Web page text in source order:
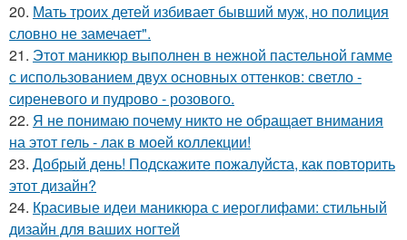
20. Мать троих детей избивает бывший муж, но полиция
словно не замечает".
21. Этот маникюр выполнен в нежной пастельной гамме
с использованием двух основных оттенков: светло -
сиреневого и пудрово - розового.
22. Я не понимаю почему никто не обращает внимания
на этот гель - лак в моей коллекции!
23. Добрый день! Подскажите пожалуйста, как повторить
этот дизайн?
24. Красивые идеи маникюра с иероглифами: стильный
дизайн для ваших ногтей